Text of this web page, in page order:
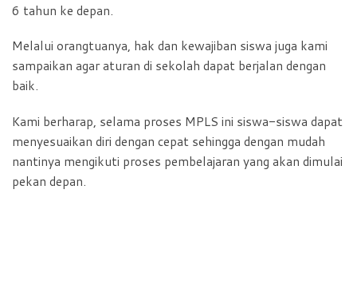
6 tahun ke depan.
Melalui orangtuanya, hak dan kewajiban siswa juga kami
sampaikan agar aturan di sekolah dapat berjalan dengan
baik.
Kami berharap, selama proses MPLS ini siswa-siswa dapat
menyesuaikan diri dengan cepat sehingga dengan mudah
nantinya mengikuti proses pembelajaran yang akan dimulai
pekan depan.